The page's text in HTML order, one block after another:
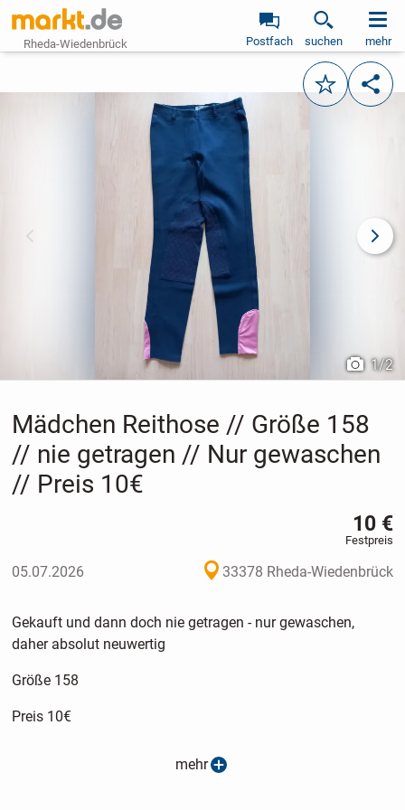
Rheda-Wiedenbrück Postfach suchen mehr
Merken
vorheriges Bild
1/2
Mädchen Reithose // Größe 158
// nie getragen // Nur gewaschen
// Preis 10€
10 €
Festpreis
05.07.2026 33378 Rheda-Wiedenbrück
Gekauft und dann doch nie getragen - nur gewaschen,
daher absolut neuwertig
Größe 158
Preis 10€
Kann in 33378 Wiedenbrück abgeholt werden. Versand ist
auf freundliche Nachfrage auch möglich, zusätzliche
mehr